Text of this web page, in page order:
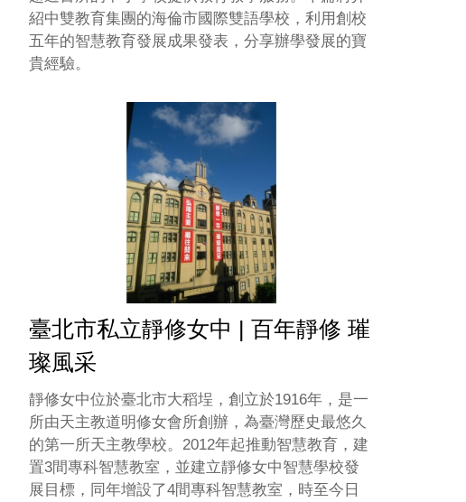
紹中雙教育集團的海倫市國際雙語學校，利用創校
五年的智慧教育發展成果發表，分享辦學發展的寶
貴經驗。
臺北市私立靜修女中 | 百年靜修 璀
璨風采
靜修女中位於臺北市大稻埕，創立於1916年，是一
所由天主教道明修女會所創辦，為臺灣歷史最悠久
的第一所天主教學校。2012年起推動智慧教育，建
置3間專科智慧教室，並建立靜修女中智慧學校發
展目標，同年增設了4間專科智慧教室，時至今日